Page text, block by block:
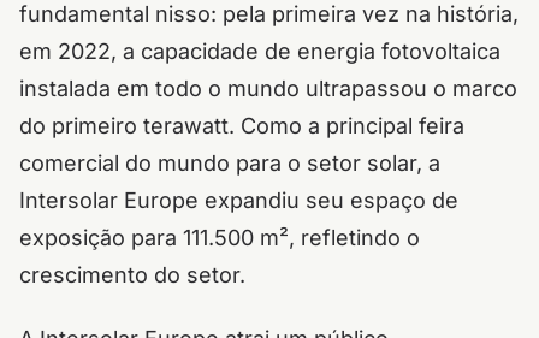
fundamental nisso: pela primeira vez na história,
em 2022, a capacidade de energia fotovoltaica
instalada em todo o mundo ultrapassou o marco
do primeiro terawatt. Como a principal feira
comercial do mundo para o setor solar, a
Intersolar Europe expandiu seu espaço de
exposição para 111.500 m², refletindo o
crescimento do setor.